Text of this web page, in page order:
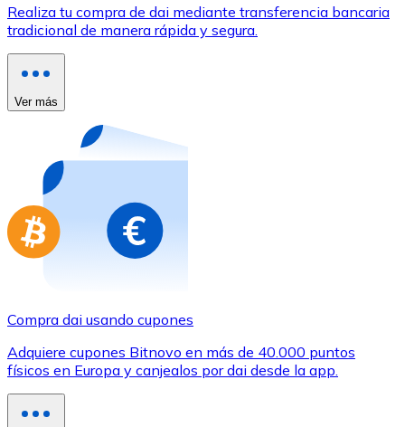
Comprar con tarjeta
Tienda - Tarjetas regalo
Compra tarjetas regalo de tus marcas favoritas con
Ir a la tienda de tarjetas regalo
Realiza tu compra de dai mediante transferencia bancaria
tradicional de manera rápida y segura.
Ver más
Compra dai usando cupones
Adquiere cupones Bitnovo en más de 40.000 puntos
físicos en Europa y canjealos por dai desde la app.